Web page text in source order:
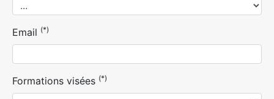
Email (*)
Formations visées (*)